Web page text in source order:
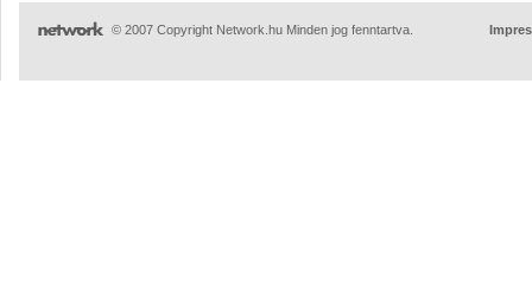
© 2007 Copyright Network.hu Minden jog fenntartva.